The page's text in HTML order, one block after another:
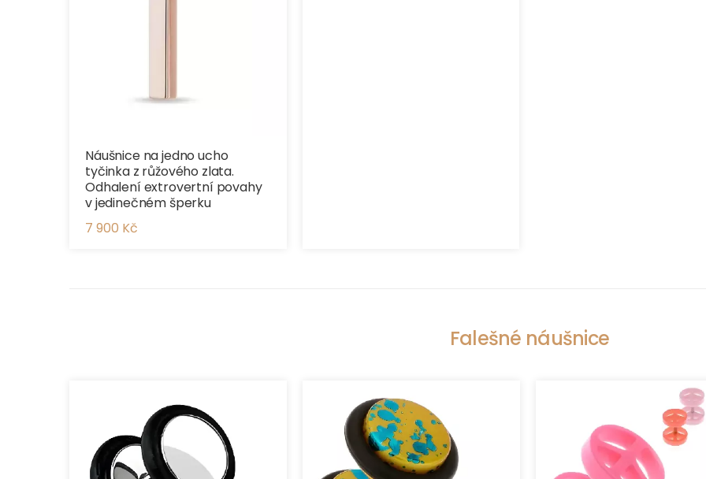
Náušnice na jedno ucho
tyčinka z růžového zlata.
Odhalení extrovertní povahy
v jedinečném šperku
7 900 Kč
Falešné náušnice